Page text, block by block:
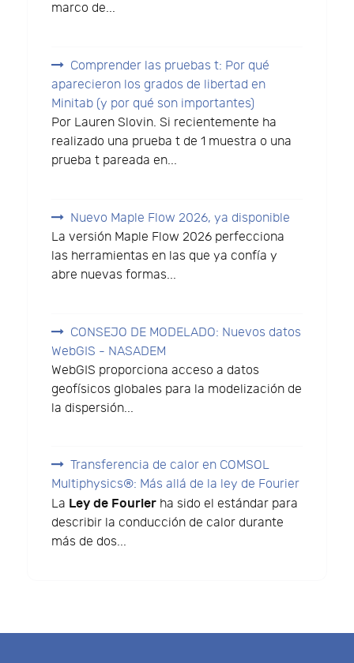
marco de...
Comprender las pruebas t: Por qué
aparecieron los grados de libertad en
Minitab (y por qué son importantes)
Por Lauren Slovin. Si recientemente ha
realizado una prueba t de 1 muestra o una
prueba t pareada en...
Nuevo Maple Flow 2026, ya disponible
La versión Maple Flow 2026 perfecciona
las herramientas en las que ya confía y
abre nuevas formas...
CONSEJO DE MODELADO: Nuevos datos
WebGIS - NASADEM
WebGIS proporciona acceso a datos
geofísicos globales para la modelización de
la dispersión...
Transferencia de calor en COMSOL
Multiphysics®: Más allá de la ley de Fourier
La Ley de Fourier ha sido el estándar para
describir la conducción de calor durante
más de dos...